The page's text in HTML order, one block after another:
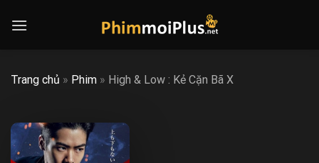
Trang chủ » Phim » High & Low : Kẻ Cặn Bã X